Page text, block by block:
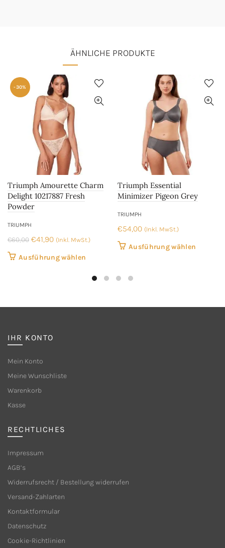
ÄHNLICHE PRODUKTE
-30%
Triumph Amourette Charm
Delight 10217887 Fresh
Powder
TRIUMPH
€60,00 Ursprünglicher
€41,90Aktueller
ist:
(Inkl. MwSt.)
Ausführung wählen
weist
Varianten
Triumph Essential
Minimizer Pigeon Grey
TRIUMPH
€54,00 (Inkl. MwSt.)
Ausführung wählen
auf.
IHR KONTO
Mein Konto
Meine Wunschliste
Warenkorb
Kasse
RECHTLICHES
Impressum
AGB’s
Widerrufsrecht / Bestellung widerrufen
Versand-Zahlarten
Kontaktformular
Datenschutz
Cookie-Richtlinien